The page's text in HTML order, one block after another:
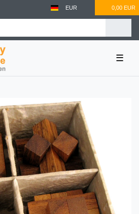
EUR 0,00 EUR
☰